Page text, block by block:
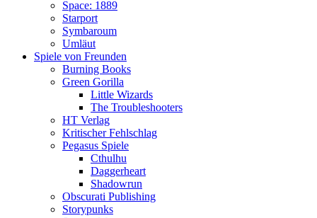
Space: 1889
Starport
Symbaroum
Umläut
Spiele von Freunden
Burning Books
Green Gorilla
Little Wizards
The Troubleshooters
HT Verlag
Kritischer Fehlschlag
Pegasus Spiele
Cthulhu
Daggerheart
Shadowrun
Obscurati Publishing
Storypunks